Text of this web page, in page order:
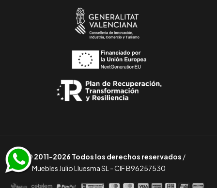
© 2011-2026 Todos los derechos reservados /
Muebles Julio Lluesma SL - CIF B96257530